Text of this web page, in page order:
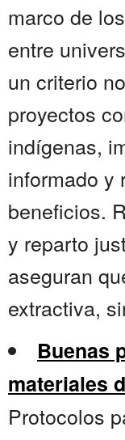
marco de
entre
un criterio
proyectos
indígenas,
informado y
beneficios.
y reparto
aseguran
extractiva,
Buenas
materiales
Protocolos